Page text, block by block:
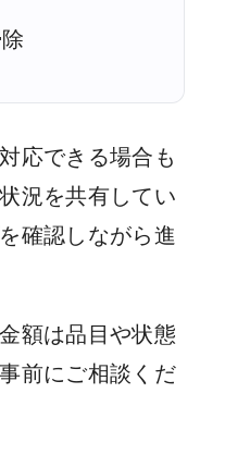
応できる場合も
況を共有してい
確認しながら進
額は品目や状態
前にご相談くだ